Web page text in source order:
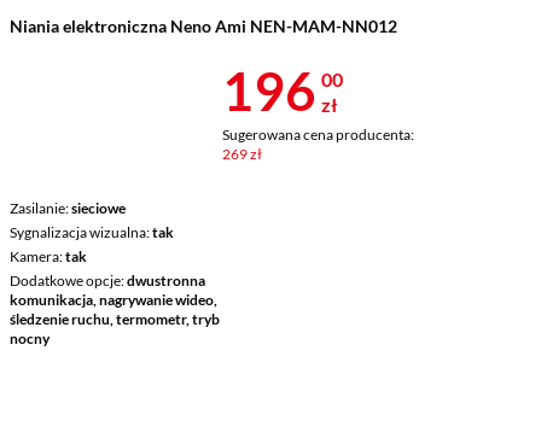
Niania elektroniczna Neno Ami NEN-MAM-NN012
Zasilanie sieciowe
Sygnalizacja wizualna tak
Kamera tak
Dodatkowe opcje dwustronna
komunikacja, nagrywanie wideo,
śledzenie ruchu, termometr, tryb
nocny
Cena 196 zł
196 00
zł
Sugerowana cena producenta:
269 zł